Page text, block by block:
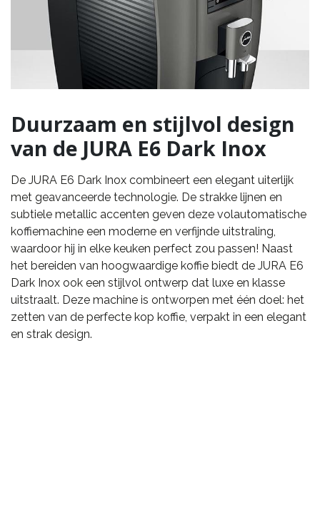
Duurzaam en stijlvol design
van de JURA E6 Dark Inox
De JURA E6 Dark Inox combineert een elegant uiterlijk
met geavanceerde technologie. De strakke lijnen en
subtiele metallic accenten geven deze volautomatische
koffiemachine een moderne en verfijnde uitstraling,
waardoor hij in elke keuken perfect zou passen! Naast
het bereiden van hoogwaardige koffie biedt de JURA E6
Dark Inox ook een stijlvol ontwerp dat luxe en klasse
uitstraalt. Deze machine is ontworpen met één doel: het
zetten van de perfecte kop koffie, verpakt in een elegant
en strak design.